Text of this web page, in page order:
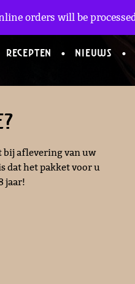
RECEPTEN NIEUWS
bij aflevering van uw
dat het pakket voor u
jaar!
orders will be